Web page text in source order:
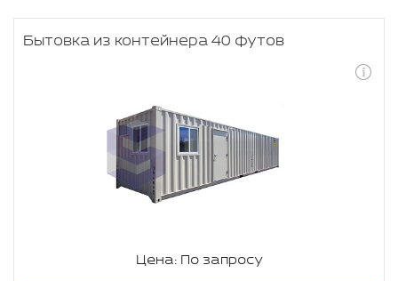
Бытовка из контейнера 40 футов
Цена: По запросу